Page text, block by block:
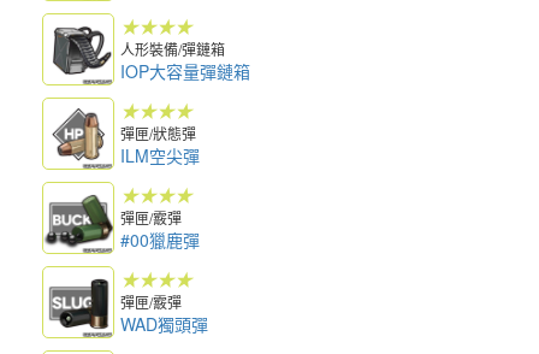
★★★★
人形裝備/彈鏈箱
IOP大容量彈鏈箱
★★★★
彈匣/狀態彈
ILM空尖彈
★★★★
彈匣/霰彈
#00獵鹿彈
★★★★
彈匣/霰彈
WAD獨頭彈